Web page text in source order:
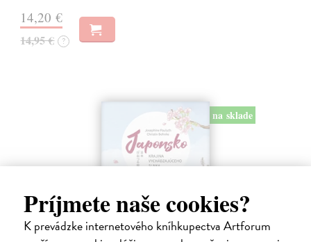
Príjmete naše cookies?
K prevádzke internetového kníhkupectva Artforum
14,20 €
14,95 € ?
na sklade